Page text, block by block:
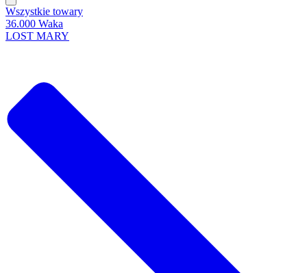
Wszystkie towary
36.000 Waka
LOST MARY